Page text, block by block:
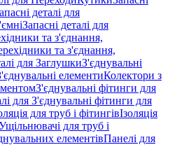
деталі для
Запасні деталі для
та з'єднання,
та з'єднання,
для ЗаглушкиЗ'єднувальні
елементиКолектори з
З'єднувальні фітинги для
для З'єднувальні фітинги для
для труб і фітингівІзоляція
для труб і
елементівПанелі для